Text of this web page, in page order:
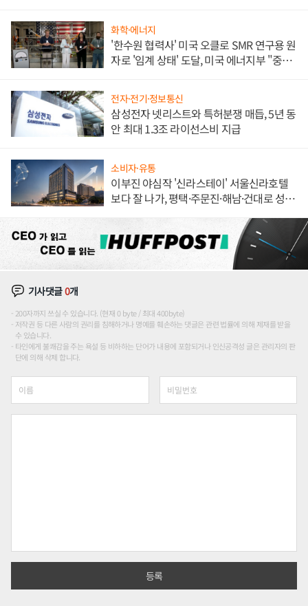
화학·에너지
'한수원 협력사' 미국 오클로 SMR 연구용 원
자로 '임계 상태' 도달, 미국 에너지부 "중요
전자·전기·정보통신
삼성전자 넷리스트와 특허분쟁 매듭, 5년 동
안 최대 1.3조 라이선스비 지급
소비자·유통
이부진 야심작 '신라스테이' 서울신라호텔
보다 잘 나가, 평택·주문진·해남·건대로 성
기사댓글0개
200자까지 쓰실 수 있습니다. (현재 0 byte / 최대 400byte)
저작권 등 다른 사람의 권리를 침해하거나 명예를 훼손하는 댓글은 관련 법률에 의해 제재를 받을
수 있습니다.
타인에게 불쾌감을 주는 욕설 등 비하하는 단어가 내용에 포함되거나 인신공격성 글은 관리자의 판
단에 의해 삭제 합니다.